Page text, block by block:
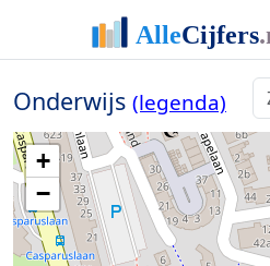
Onderwijs (legenda)
+
−